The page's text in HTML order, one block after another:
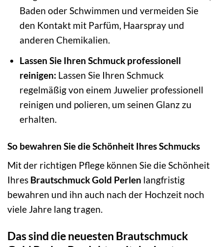
Baden oder Schwimmen und vermeiden Sie
den Kontakt mit Parfüm, Haarspray und
anderen Chemikalien.
Lassen Sie Ihren Schmuck professionell
reinigen: Lassen Sie Ihren Schmuck
regelmäßig von einem Juwelier professionell
reinigen und polieren, um seinen Glanz zu
erhalten.
So bewahren Sie die Schönheit Ihres Schmucks
Mit der richtigen Pflege können Sie die Schönheit
Ihres Brautschmuck Gold Perlen langfristig
bewahren und ihn auch nach der Hochzeit noch
viele Jahre lang tragen.
Das sind die neuesten Brautschmuck